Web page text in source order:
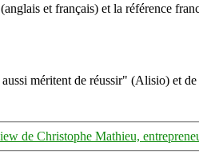
et français) et la référence
méritent de réussir" (Alisio) et
de Christophe Mathieu,